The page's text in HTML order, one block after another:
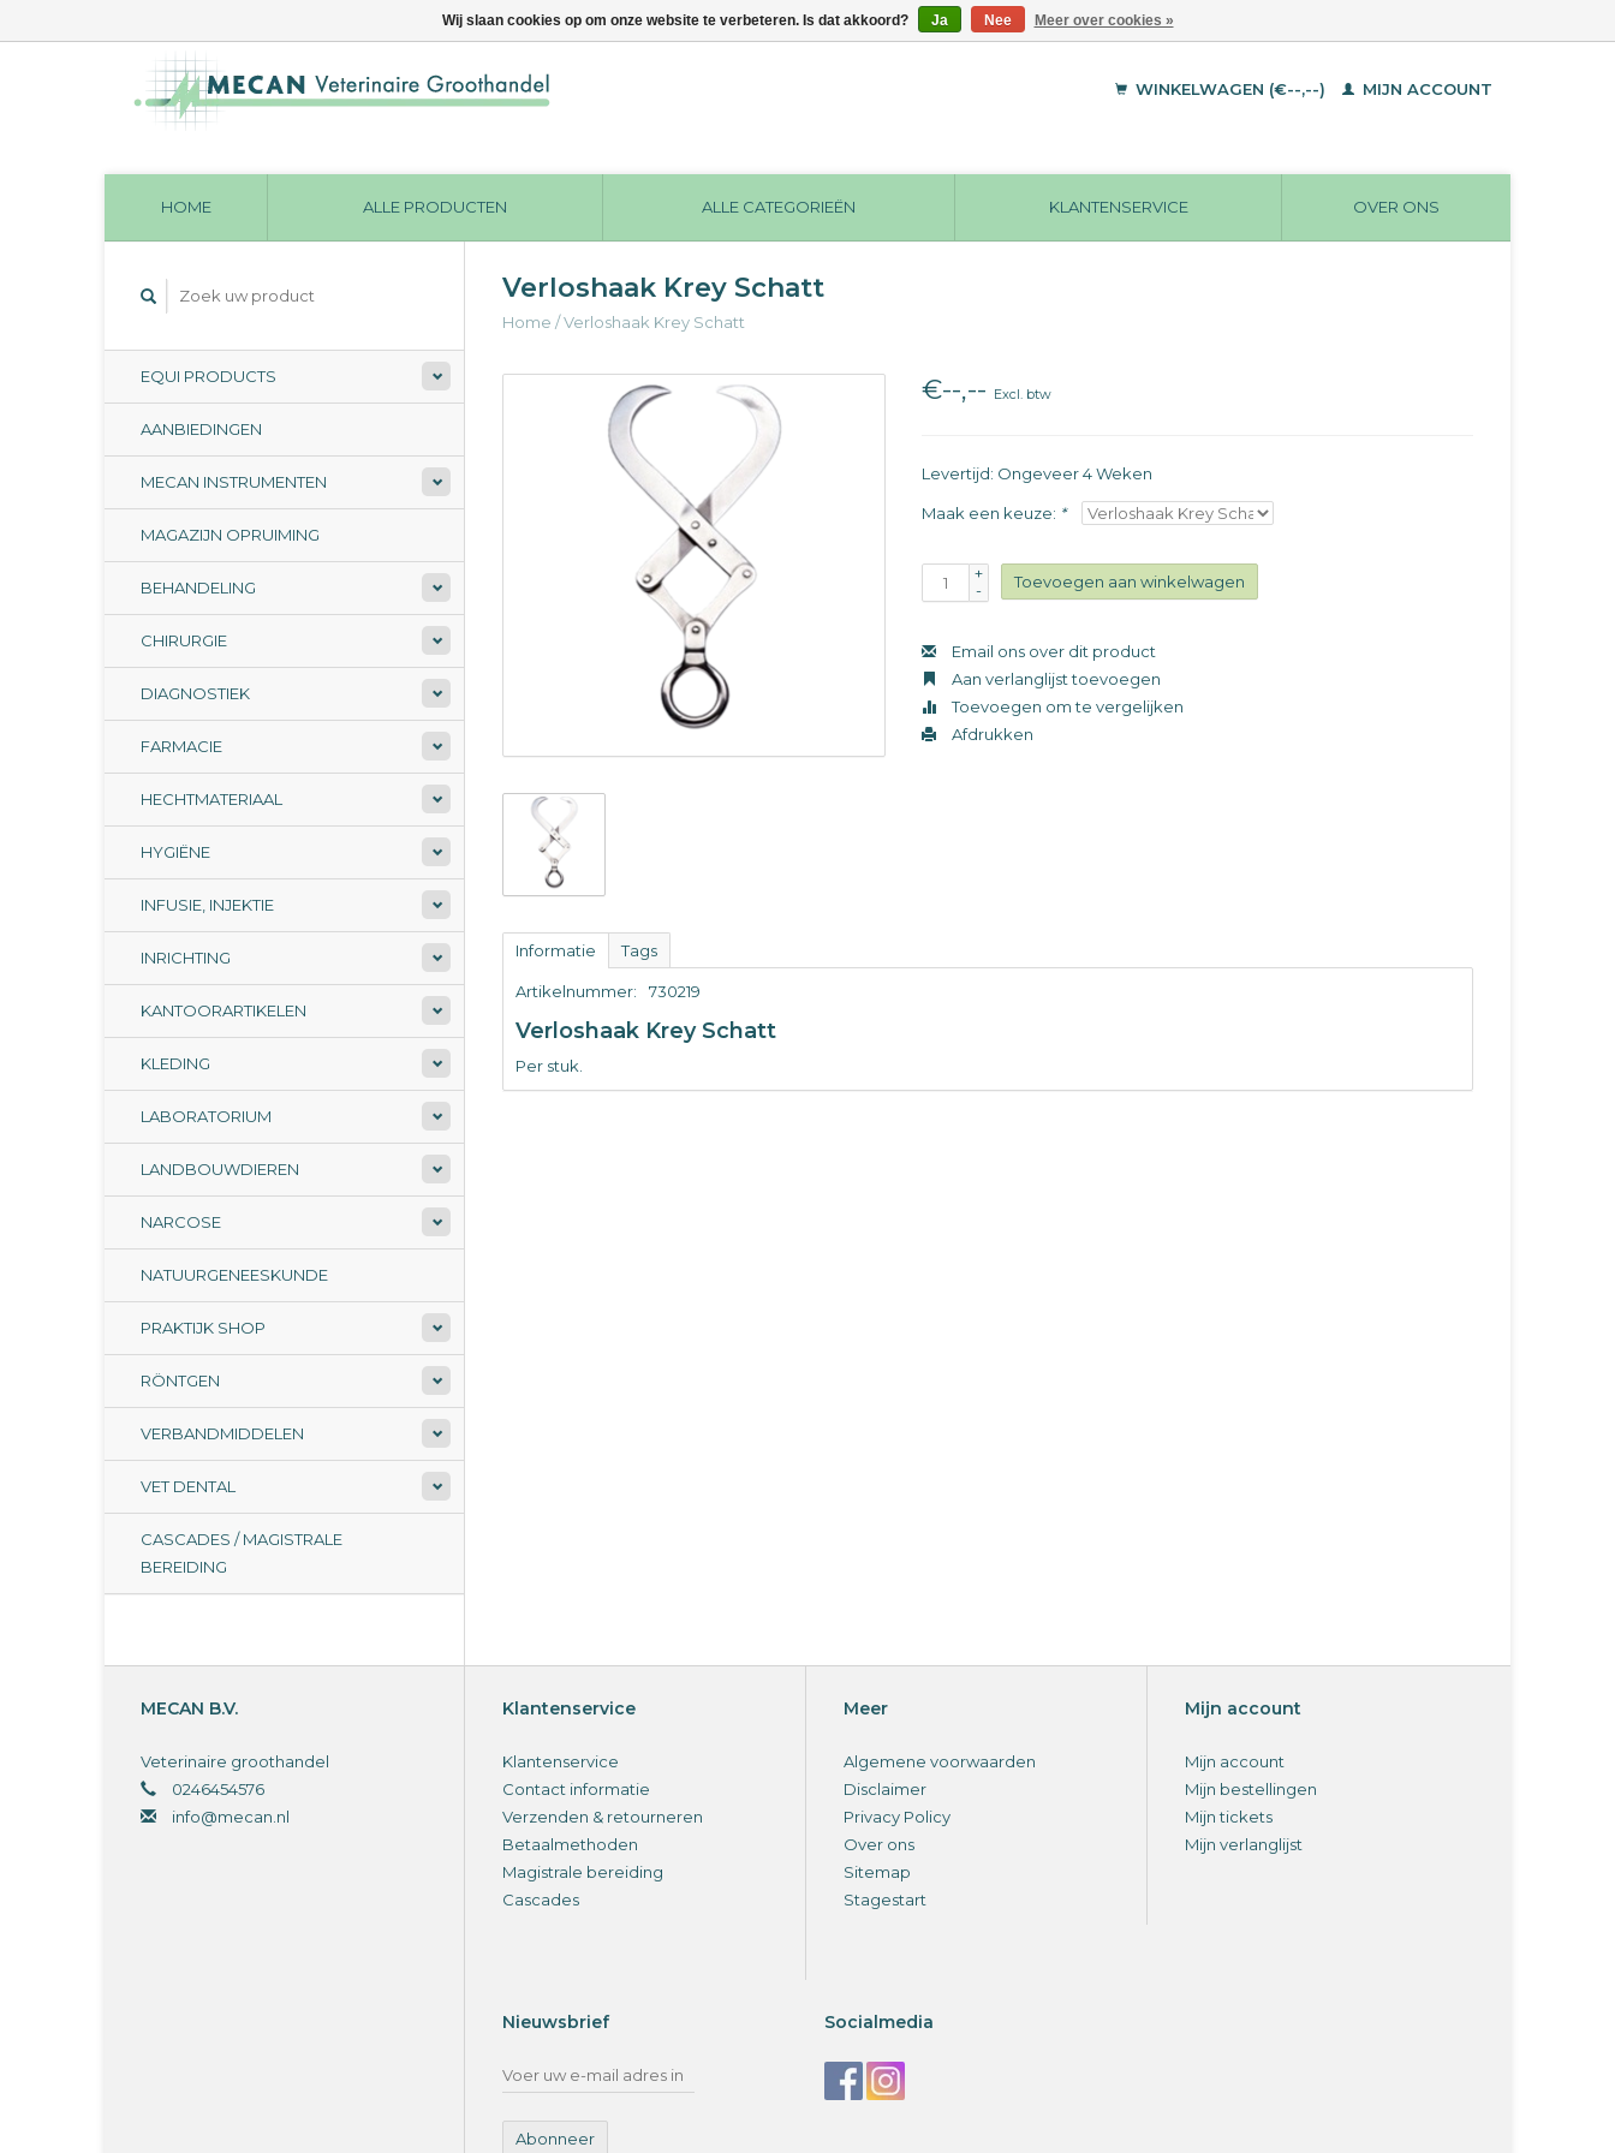
WINKELWAGEN (€--,--) MIJN ACCOUNT
HOME ALLE PRODUCTEN ALLE CATEGORIEËN KLANTENSERVICE OVER ONS
EQUI PRODUCTS
AANBIEDINGEN
MECAN INSTRUMENTEN
MAGAZIJN OPRUIMING
BEHANDELING
CHIRURGIE
DIAGNOSTIEK
FARMACIE
HECHTMATERIAAL
HYGIËNE
INFUSIE, INJEKTIE
INRICHTING
KANTOORARTIKELEN
KLEDING
LABORATORIUM
LANDBOUWDIEREN
NARCOSE
NATUURGENEESKUNDE
PRAKTIJK SHOP
RÖNTGEN
VERBANDMIDDELEN
VET DENTAL
CASCADES / MAGISTRALE
BEREIDING
Verloshaak Krey Schatt
Home /Verloshaak Krey Schatt
€--,-- Excl. btw
Levertijd: Ongeveer 4 Weken
Maak een keuze: *
+
-
Toevoegen aan winkelwagen
Email ons over dit product
Aan verlanglijst toevoegen
Toevoegen om te vergelijken
Afdrukken
Informatie Tags
Artikelnummer: 730219
Verloshaak Krey Schatt
Per stuk.
MECAN B.V.
Veterinaire groothandel
0246454576
info@mecan.nl
Klantenservice
Klantenservice
Contact informatie
Verzenden & retourneren
Betaalmethoden
Magistrale bereiding
Cascades
Meer
Algemene voorwaarden
Disclaimer
Privacy Policy
Over ons
Sitemap
Stagestart
Mijn account
Mijn account
Mijn bestellingen
Mijn tickets
Mijn verlanglijst
Nieuwsbrief
Abonneer
Socialmedia
Wij slaan cookies op om onze website te verbeteren. Is dat akkoord? Ja Nee Meer over cookies »